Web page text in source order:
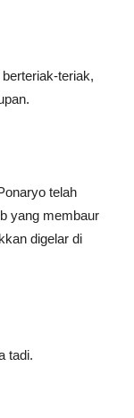
teriak,
telah
yang membaur
digelar di
tadi.